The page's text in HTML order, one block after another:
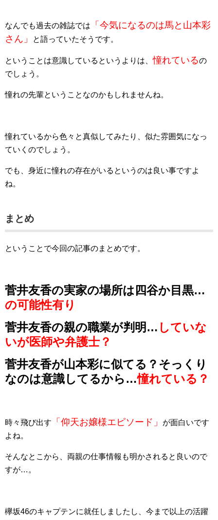
なんでも過去の雑誌では
「今気になるのは馬と山本彩
さん」
と語っていたそうです。
ということは意識しているというよりは、憧れているの
でしょう。
憧れの先輩ということなのかもしれませんね。
憧れているから色々と真似してみたり、似た雰囲気になっ
ていくのでしょう。
でも、身近に憧れの存在がいるというのは良い事ですよ
ね。
まとめ
ということで今回の記事のまとめです。
菅井友香の実家の場所は四谷か目黒…
の可能性有り
菅井友香の親の職業が判明… していな
いが医師や弁護士？
菅井友香が山本彩に似てる？そっくり
なのは意識してるから…憧れている？
時々飛び出す 「仰天お嬢様エピソード」
が面白いです
よね。
そんなとこから、両親の仕事情報も明かされると良いので
すが…。
欅坂46のキャプテンに就任しましたし、今まで以上の活躍